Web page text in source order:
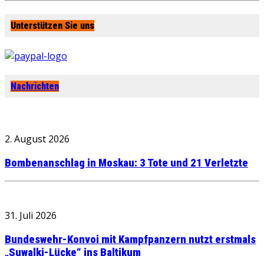
Unterstützen Sie uns
Nachrichten
2. August 2026
Bombenanschlag in Moskau: 3 Tote und 21 Verletzte
31. Juli 2026
Bundeswehr-Konvoi mit Kampfpanzern nutzt erstmals
„Suwalki-Lücke“ ins Baltikum